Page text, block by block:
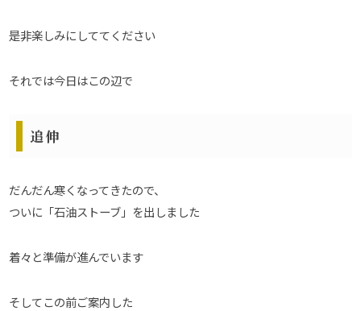
是非楽しみにしててください
それでは今日はこの辺で
追伸
だんだん寒くなってきたので、
ついに「石油ストーブ」を出しました
着々と準備が進んでいます
そしてこの前ご案内した